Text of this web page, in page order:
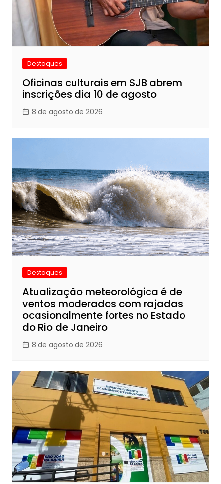
Destaques
Oficinas culturais em SJB abrem
inscrições dia 10 de agosto
8 de agosto de 2026
Destaques
Atualização meteorológica é de
ventos moderados com rajadas
ocasionalmente fortes no Estado
do Rio de Janeiro
8 de agosto de 2026